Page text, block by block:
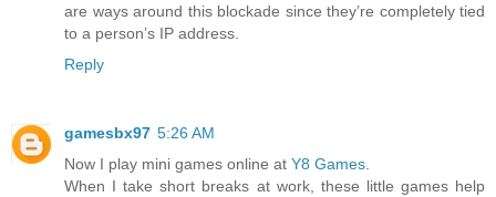
are ways around this blockade since they’re completely tied
to a person’s IP address.
Reply
gamesbx97 5:26 AM
Now I play mini games online at Y8 Games
When I take short breaks at work, these little games help